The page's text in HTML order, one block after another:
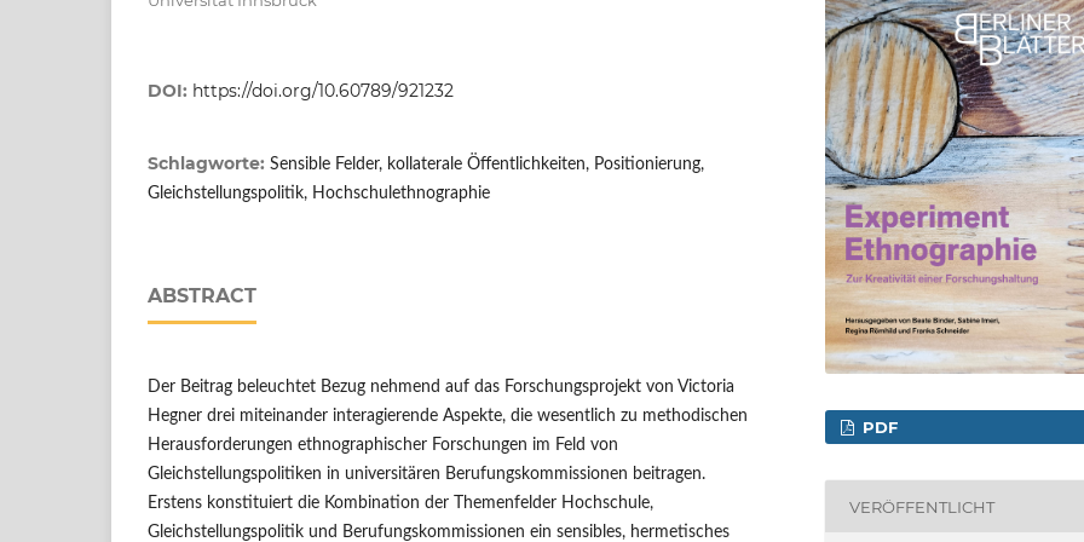
DOI: https://doi.org/10.60789/921232
Schlagworte: Sensible Felder, kollaterale Öffentlichkeiten, Positionierung,
Gleichstellungspolitik, Hochschulethnographie
ABSTRACT
Der Beitrag beleuchtet Bezug nehmend auf das Forschungsprojekt von Victoria
Hegner drei miteinander interagierende Aspekte, die wesentlich zu methodischen
Herausforderungen ethnographischer Forschungen im Feld von
Gleichstellungspolitiken in universitären Berufungskommissionen beitragen.
Erstens konstituiert die Kombination der Themenfelder Hochschule,
Gleichstellungspolitik und Berufungskommissionen ein sensibles, hermetisches
PDF
VERÖFFENTLICHT